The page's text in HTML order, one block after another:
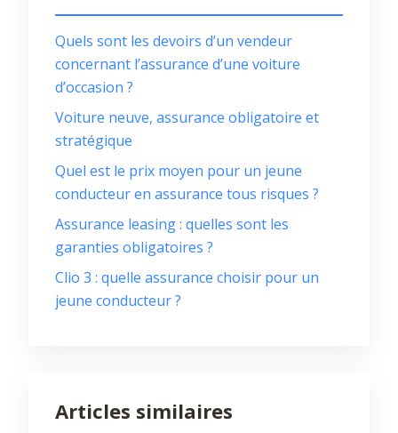
Quels sont les devoirs d’un vendeur
concernant l’assurance d’une voiture
d’occasion ?
Voiture neuve, assurance obligatoire et
stratégique
Quel est le prix moyen pour un jeune
conducteur en assurance tous risques ?
Assurance leasing : quelles sont les
garanties obligatoires ?
Clio 3 : quelle assurance choisir pour un
jeune conducteur ?
Articles similaires